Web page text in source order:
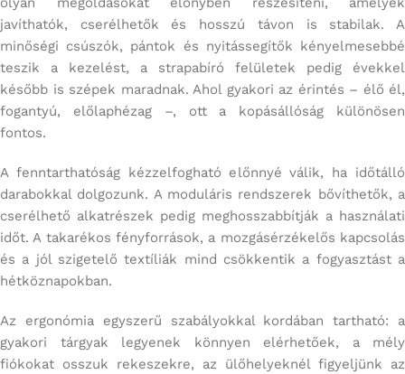
javíthatók, cserélhetők és hosszú távon is stabilak. A
minőségi csúszók, pántok és nyitássegítők kényelmesebbé
teszik a kezelést, a strapabíró felületek pedig évekkel
később is szépek maradnak. Ahol gyakori az érintés – élő él,
fogantyú, előlaphézag –, ott a kopásállóság különösen
fontos.
A fenntarthatóság kézzelfogható előnnyé válik, ha időtálló
darabokkal dolgozunk. A moduláris rendszerek bővíthetők, a
cserélhető alkatrészek pedig meghosszabbítják a használati
időt. A takarékos fényforrások, a mozgásérzékelős kapcsolás
és a jól szigetelő textíliák mind csökkentik a fogyasztást a
hétköznapokban.
Az ergonómia egyszerű szabályokkal kordában tartható: a
gyakori tárgyak legyenek könnyen elérhetőek, a mély
fiókokat osszuk rekeszekre, az ülőhelyeknél figyeljünk az